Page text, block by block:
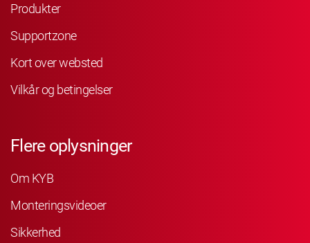
Produkter
Supportzone
Kort over websted
Vilkår og betingelser
Flere oplysninger
Om KYB
Monteringsvideoer
Sikkerhed